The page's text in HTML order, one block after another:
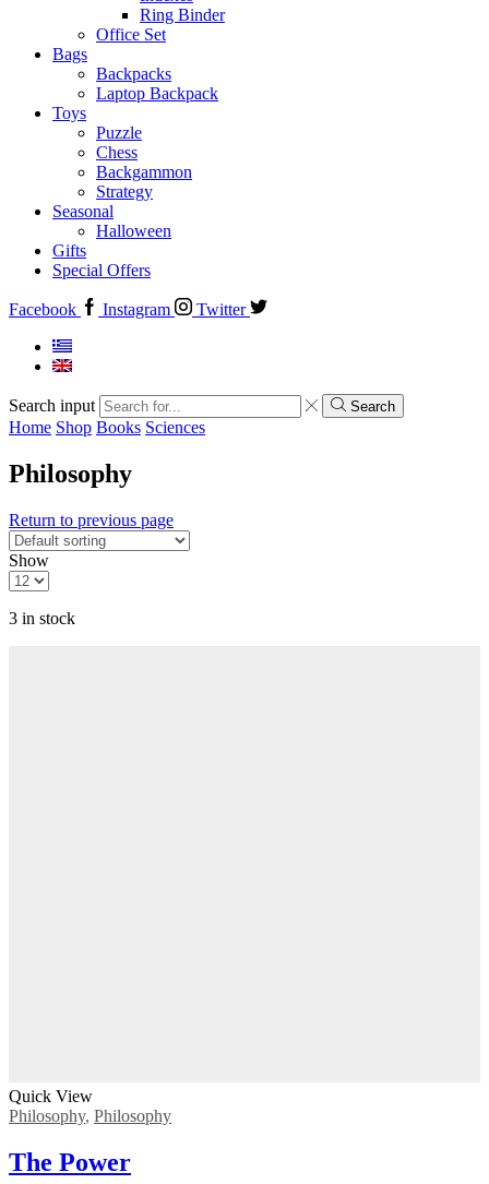
Ring Binder
Office Set
Bags
Backpacks
Laptop Backpack
Toys
Puzzle
Chess
Backgammon
Strategy
Seasonal
Halloween
Gifts
Special Offers
Facebook Instagram Twitter
Search input Search
Home Shop Books Sciences
Philosophy
Return to previous page
Show
3 in stock
Quick View
Philosophy, Philosophy
The Power